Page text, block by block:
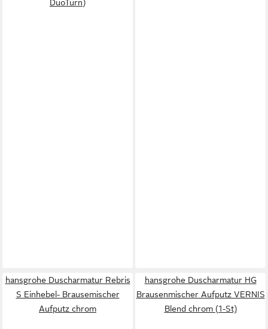
DuoTurn)
hansgrohe Duscharmatur Rebris
S Einhebel- Brausemischer
Aufputz chrom
hansgrohe Duscharmatur HG
Brausenmischer Aufputz VERNIS
Blend chrom (1-St)